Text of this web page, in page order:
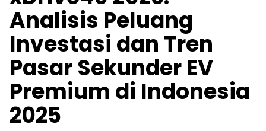
Analisis Peluang
Investasi dan Tren
Pasar Sekunder EV
Premium di Indonesia
2025